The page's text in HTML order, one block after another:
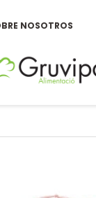
NOSOTROS